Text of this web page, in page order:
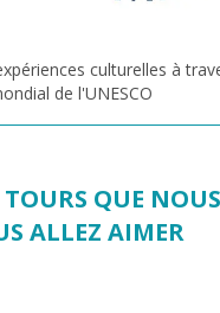
culturelles à
de l'UNESCO
TOURS QUE
ALLEZ AIMER